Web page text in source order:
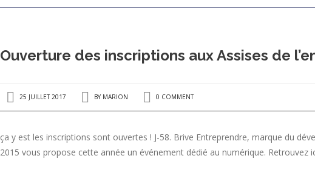
Ouverture des inscriptions aux Assises de
25 JUILLET 2017 BY MARION 0 COMMENT
ça y est les inscriptions sont ouvertes ! J-58. Brive Entreprendre, marque du
2015 vous propose cette année un événement dédié au numérique. Retrouvez